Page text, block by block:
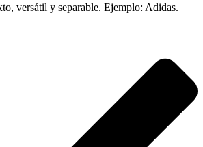
versátil y separable. Ejemplo: Adidas.